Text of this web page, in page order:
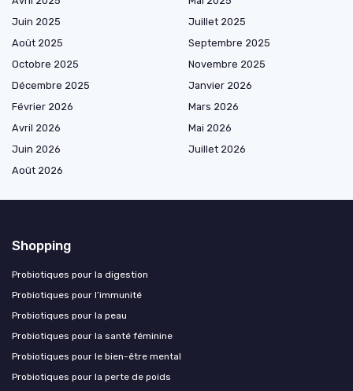
Juin 2025
Juillet 2025
Août 2025
Septembre 2025
Octobre 2025
Novembre 2025
Décembre 2025
Janvier 2026
Février 2026
Mars 2026
Avril 2026
Mai 2026
Juin 2026
Juillet 2026
Août 2026
Shopping
Probiotiques pour la digestion
Probiotiques pour l’immunité
Probiotiques pour la peau
Probiotiques pour la santé féminine
Probiotiques pour le bien-être mental
Probiotiques pour la perte de poids